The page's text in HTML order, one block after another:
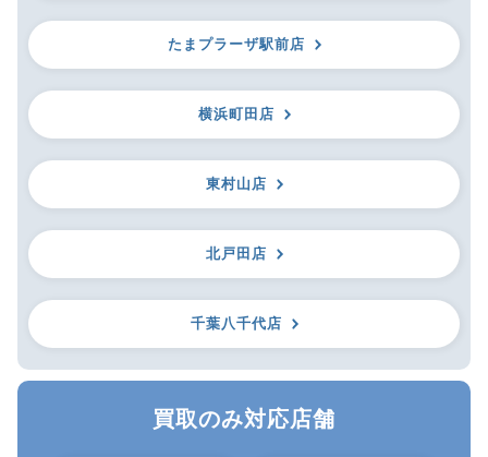
たまプラーザ駅前店
横浜町田店
東村山店
北戸田店
千葉八千代店
買取のみ対応店舗